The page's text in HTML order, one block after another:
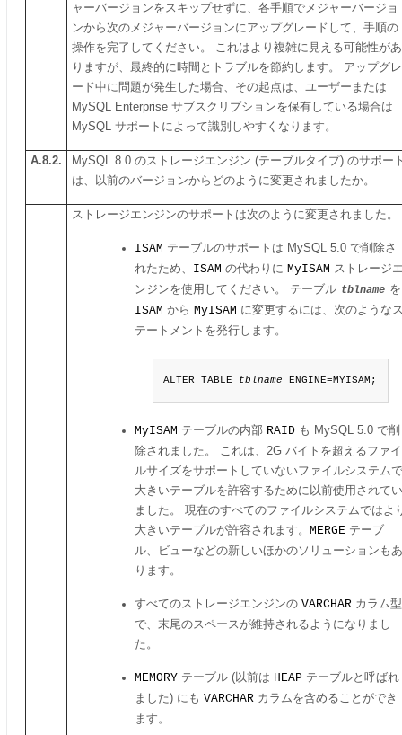
ャーバージョンをスキップせずに、各手順でメジャーバージョ
ンから次のメジャーバージョンにアップグレードして、手順の
操作を完了してください。 これはより複雑に見える可能性があ
りますが、最終的に時間とトラブルを節約します。 アップグレ
ード中に問題が発生した場合、その起点は、ユーザーまたは
MySQL Enterprise サブスクリプションを保有している場合は
MySQL サポートによって識別しやすくなります。
A.8.2.
MySQL 8.0 のストレージエンジン (テーブルタイプ) のサポー
は、以前のバージョンからどのように変更されましたか。
ストレージエンジンのサポートは次のように変更されました。
ISAM テーブルのサポートは MySQL 5.0 で削除さ
れたため、 ISAM の代わりに MyISAM ストレージ
ンジンを使用してください。 テーブル tblname を
ISAM から MyISAM に変更するには、次のような
テートメントを発行します。
ALTER TABLE tblname ENGINE=MYISAM;
MyISAM テーブルの内部 RAID も MySQL 5.0 で削
除されました。 これは、2G バイトを超えるファイ
ルサイズをサポートしていないファイルシステムで
大きいテーブルを許容するために以前使用されてい
ました。 現在のすべてのファイルシステムではよ
大きいテーブルが許容されます。 MERGE テーブ
ル、ビューなどの新しいほかのソリューションもあ
ります。
すべてのストレージエンジンの VARCHAR カラム型
で、末尾のスペースが維持されるようになりまし
た。
MEMORY テーブル (以前は HEAP テーブルと呼ばれ
ました) にも VARCHAR カラムを含めることができ
ます。